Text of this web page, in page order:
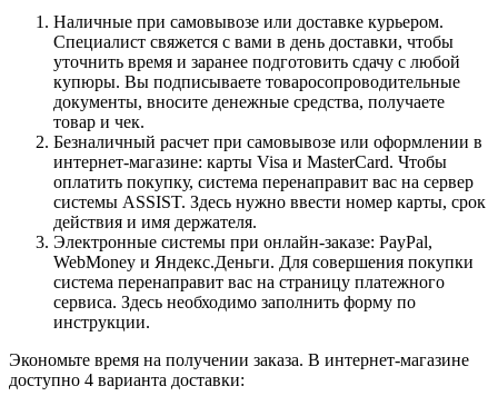
Наличные при самовывозе или доставке курьером.
Специалист свяжется с вами в день доставки, чтобы
уточнить время и заранее подготовить сдачу с любой
купюры. Вы подписываете товаросопроводительные
документы, вносите денежные средства, получаете
товар и чек.
Безналичный расчет при самовывозе или оформлении в
интернет-магазине: карты Visa и MasterCard. Чтобы
оплатить покупку, система перенаправит вас на сервер
системы ASSIST. Здесь нужно ввести номер карты, срок
действия и имя держателя.
Электронные системы при онлайн-заказе: PayPal,
WebMoney и Яндекс.Деньги. Для совершения покупки
система перенаправит вас на страницу платежного
сервиса. Здесь необходимо заполнить форму по
инструкции.
Экономьте время на получении заказа. В интернет-магазине
доступно 4 варианта доставки: